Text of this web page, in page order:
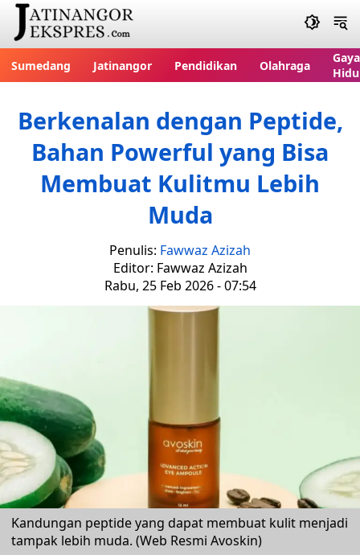
Sumedang Jatinangor Pendidikan Olahraga
Gaya
Berkenalan dengan Peptide,
Bahan Powerful yang Bisa
Membuat Kulitmu Lebih
Muda
Penulis: Fawwaz Azizah
Editor: Fawwaz Azizah
Rabu, 25 Feb 2026 - 07:54
Kandungan peptide yang dapat membuat kulit menjadi
tampak lebih muda. (Web Resmi Avoskin)